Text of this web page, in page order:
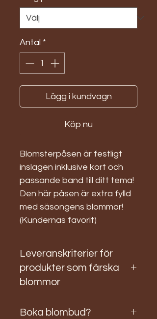
Antal *
Lägg i kundvagn
Köp nu
Blomsterpåsen är festligt
inslagen inklusive kort och
passande band till ditt tema!
Den här påsen är extra fylld
med säsongens blommor!
(Kundernas favorit)
Leveranskriterier för
produkter som färska
blommor
Leverans av färska blommor görs
Boka blombud?